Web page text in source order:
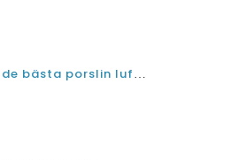
Tips för bästa porslinet luftrenare köpguide vid köp de bästa porslin luftrenare